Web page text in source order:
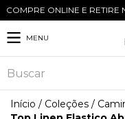
COMPRE ONLINE E RETIRE
MENU
Início / Coleções /